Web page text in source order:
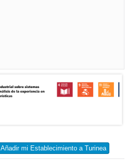
Añadir mi Establecimiento a Turinea